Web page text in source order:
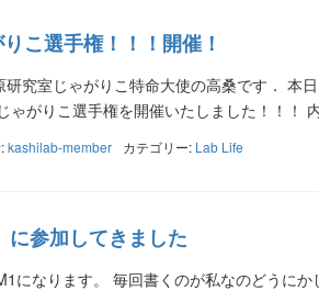
こ選手権！！！開催！
究室じゃがりこ特命大使の高桑です． 本
ゃがりこ選手権を開催いたしました！！！
:kashilab-member カテゴリー: Lab Life
に参加してきました
になります。 毎回書くのが私なのどうに